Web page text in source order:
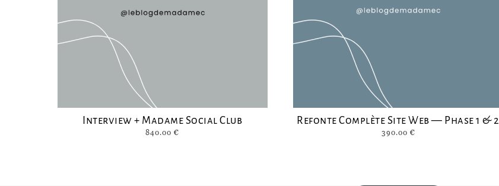
Interview + Madame Social Club
840.00€
Refonte Complète Site Web — Phase 1 & 2
390.00 €